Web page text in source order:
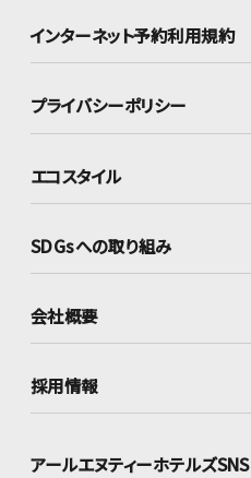
インターネット予約利用規約
プライバシーポリシー
エコスタイル
SDGsへの取り組み
会社概要
採用情報
アールエヌティーホテルズSNS